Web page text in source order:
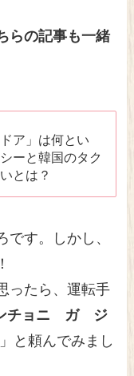
らの記事も一緒
ア」は何とい
ーと韓国のタク
とは？
す。しかし、
ったら、運転手
チョニ ガ ジ
」と頼んでみまし